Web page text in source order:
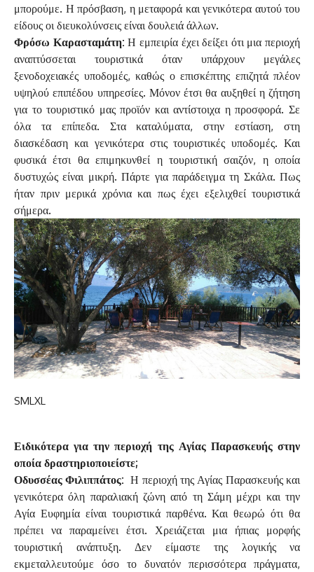
μπορούμε. Η πρόσβαση, η μεταφορά και γενικότερα αυτού του
είδους οι διευκολύνσεις είναι δουλειά άλλων.
Φρόσω Καρασταμάτη: Η εμπειρία έχει δείξει ότι μια περιοχή
αναπτύσσεται τουριστικά όταν υπάρχουν μεγάλες
ξενοδοχειακές υποδομές, καθώς ο επισκέπτης επιζητά πλέον
υψηλού επιπέδου υπηρεσίες. Μόνον έτσι θα αυξηθεί η ζήτηση
για το τουριστικό μας προϊόν και αντίστοιχα η προσφορά. Σε
όλα τα επίπεδα. Στα καταλύματα, στην εστίαση, στη
διασκέδαση και γενικότερα στις τουριστικές υποδομές. Και
φυσικά έτσι θα επιμηκυνθεί η τουριστική σαιζόν, η οποία
δυστυχώς είναι μικρή. Πάρτε για παράδειγμα τη Σκάλα. Πως
ήταν πριν μερικά χρόνια και πως έχει εξελιχθεί τουριστικά
σήμερα.
SMLXL
Ειδικότερα για την περιοχή της Αγίας Παρασκευής στην
οποία δραστηριοποιείστε;
Οδυσσέας Φιλιππάτος: Η περιοχή της Αγίας Παρασκευής και
γενικότερα όλη παραλιακή ζώνη από τη Σάμη μέχρι και την
Αγία Ευφημία είναι τουριστικά παρθένα. Και θεωρώ ότι θα
πρέπει να παραμείνει έτσι. Χρειάζεται μια ήπιας μορφής
τουριστική ανάπτυξη. Δεν είμαστε της λογικής να
εκμεταλλευτούμε όσο το δυνατόν περισσότερα πράγματα,